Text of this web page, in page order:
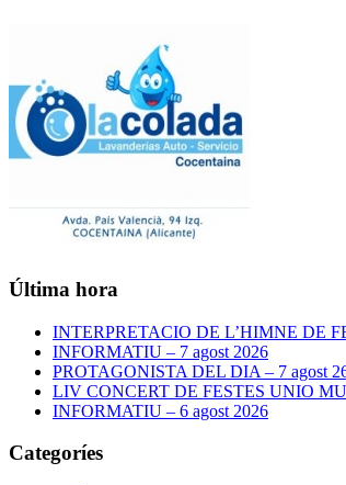
Última hora
INTERPRETACIO DE L’HIMNE DE
INFORMATIU – 7 agost 2026
PROTAGONISTA DEL DIA – 7 agost
LIV CONCERT DE FESTES UNIO
INFORMATIU – 6 agost 2026
Categoríes